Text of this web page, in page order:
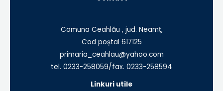
Comuna Ceahlău , jud. Neamț,
Cod poștal 617125
primaria_ceahlau@yahoo.com
tel. 0233-258059/fax. 0233-258594
Linkuri utile